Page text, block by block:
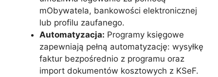
mObywatela, bankowości elektronicznej
lub profilu zaufanego.
Automatyzacja: Programy księgowe
zapewniają pełną automatyzację: wysyłkę
faktur bezpośrednio z programu oraz
import dokumentów kosztowych z KSeF.